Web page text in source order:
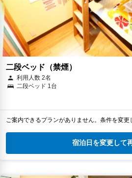
二段ベッド（禁煙）
利用人数 2名
二段ベッド 1台
ご案内できるプランがありません。条件を変更
宿泊日を変更して